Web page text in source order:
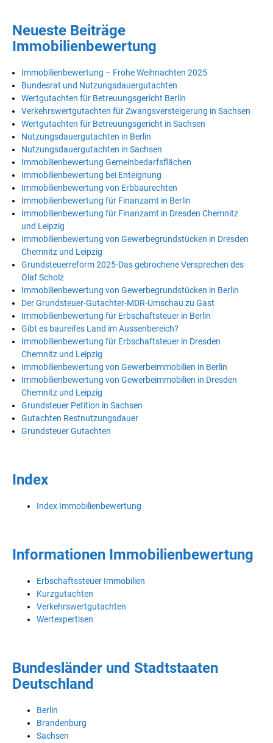
Neueste Beiträge
Immobilienbewertung
Immobilienbewertung – Frohe Weihnachten 2025
Bundesrat und Nutzungsdauergutachten
Wertgutachten für Betreuungsgericht Berlin
Verkehrswertgutachten für Zwangsversteigerung in Sachsen
Wertgutachten für Betreuungsgericht in Sachsen
Nutzungsdauergutachten in Berlin
Nutzungsdauergutachten in Sachsen
Immobilienbewertung Gemeinbedarfsflächen
Immobilienbewertung bei Enteignung
Immobilienbewertung von Erbbaurechten
Immobilienbewertung für Finanzamt in Berlin
Immobilienbewertung für Finanzamt in Dresden Chemnitz
und Leipzig
Immobilienbewertung von Gewerbegrundstücken in Dresden
Chemnitz und Leipzig
Grundsteuerreform 2025-Das gebrochene Versprechen des
Olaf Scholz
Immobilienbewertung von Gewerbegrundstücken in Berlin
Der Grundsteuer-Gutachter-MDR-Umschau zu Gast
Immobilienbewertung für Erbschaftsteuer in Berlin
Gibt es baureifes Land im Aussenbereich?
Immobilienbewertung für Erbschaftsteuer in Dresden
Chemnitz und Leipzig
Immobilienbewertung von Gewerbeimmobilien in Berlin
Immobilienbewertung von Gewerbeimmobilien in Dresden
Chemnitz und Leipzig
Grundsteuer Petition in Sachsen
Gutachten Restnutzungsdauer
Grundsteuer Gutachten
Index
Index Immobilienbewertung
Informationen Immobilienbewertung
Erbschaftssteuer Immobilien
Kurzgutachten
Verkehrswertgutachten
Wertexpertisen
Bundesländer und Stadtstaaten
Deutschland
Berlin
Brandenburg
Sachsen